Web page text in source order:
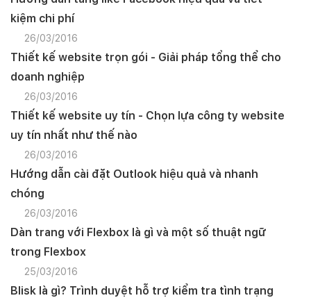
kiệm chi phí
26/03/2016
Thiết kế website trọn gói - Giải pháp tổng thể cho
doanh nghiệp
26/03/2016
Thiết kế website uy tín - Chọn lựa công ty website
uy tín nhất như thế nào
26/03/2016
Hướng dẫn cài đặt Outlook hiệu quả và nhanh
chóng
26/03/2016
Dàn trang với Flexbox là gì và một số thuật ngữ
trong Flexbox
25/03/2016
Blisk là gì? Trình duyệt hỗ trợ kiểm tra tình trạng